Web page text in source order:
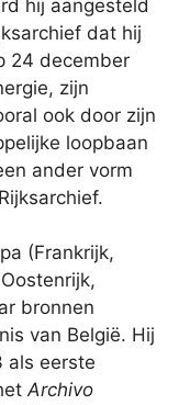
hij aangesteld
dat hij
24 december
zijn
ook door zijn
loopbaan
ander vorm
(Frankrijk,
bronnen
van België. Hij
als eerste
Archivo